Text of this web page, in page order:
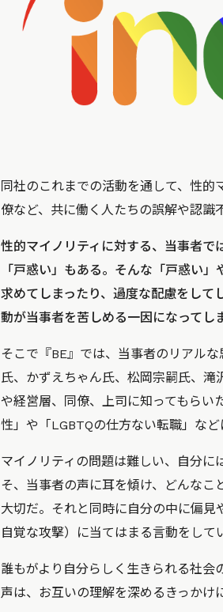
同社のこれまでの活動を通して、性
僚など、共に働く人たちの誤解や認識
性的マイノリティに対する、当事者で
「戸惑い」もある。そんな「戸惑い
求めてしまったり、過度な配慮をして
動が当事者を苦しめる一因になってし
そこで『BE』では、当事者のリアル
氏、かずえちゃん氏、松岡宗嗣氏、
や経営層、同僚、上司に知ってもらい
性」や「LGBTQの仕方ない転職」など
マイノリティの問題は難しい、自分に
そ、当事者の声に耳を傾け、どんな
大切だ。それと同時に自分の中に偏
自覚な攻撃）に当てはまる言動をして
誰もがより自分らしく生きられる社
声は、お互いの理解を深めるきっかけ